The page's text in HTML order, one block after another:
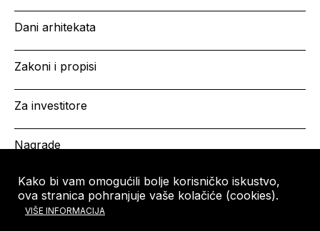
Kako bi vam omogućili bolje korisničko iskustvo,
ova stranica pohranjuje vaše kolačiće (cookies).
VIŠE INFORMACIJA
Dani arhitekata
Zakoni i propisi
Za investitore
Nagrade
HRVATSKA KOMORA
ARHITEKATA
Copyright © HKA 2026